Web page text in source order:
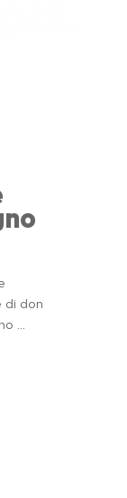
di don
...